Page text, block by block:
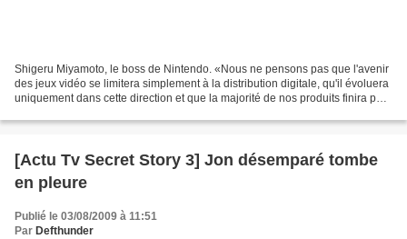
Shigeru Miyamoto, le boss de Nintendo. «Nous ne pensons pas que l'avenir
des jeux vidéo se limitera simplement à la distribution digitale, qu'il évoluera
uniquement dans cette direction et que la majorité de nos produits finira par
[Actu Tv Secret Story 3] Jon désemparé tombe
en pleure
Publié le 03/08/2009 à 11:51
Par Defthunder